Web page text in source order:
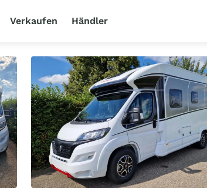
Verkaufen Händler